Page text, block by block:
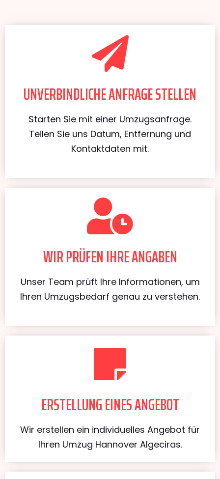
UNVERBINDLICHE ANFRAGE STELLEN
Starten Sie mit einer Umzugsanfrage.
Teilen Sie uns Datum, Entfernung und
Kontaktdaten mit.
WIR PRÜFEN IHRE ANGABEN
Unser Team prüft Ihre Informationen, um
Ihren Umzugsbedarf genau zu verstehen.
ERSTELLUNG EINES ANGEBOT
Wir erstellen ein individuelles Angebot für
Ihren Umzug Hannover Algeciras.